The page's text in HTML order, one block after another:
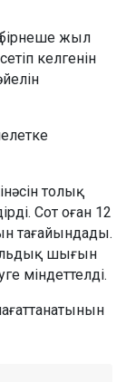
бірнеше жыл
келгенін
толық
Сот оған 12
тағайындады.
шығын
міндеттелді.